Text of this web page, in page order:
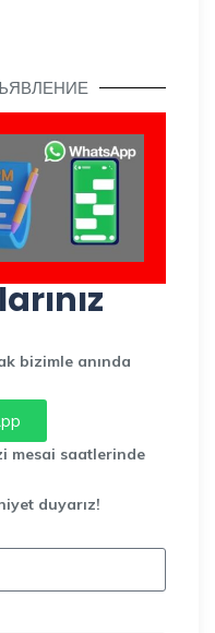
bizimle anında
mesai saatlerinde
duyarız!